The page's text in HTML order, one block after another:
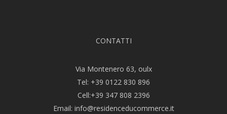
CONTATTI
Via Montenero 63, oulx
Tel: +39 0122 830 896
Cell:+39 347 808 2396
Email: info@residenceducommerce.it